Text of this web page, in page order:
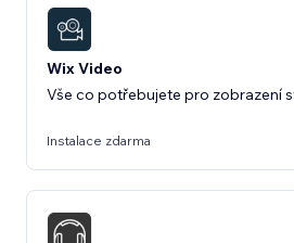
Wix Video
Vše co potřebujete pro zobrazení
Instalace zdarma